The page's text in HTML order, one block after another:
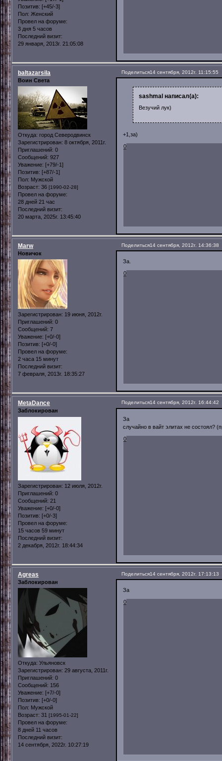
Позитив: [+45/-3]
Пол: Женский
Провел на форуме:
3 дня 5 часов
Последний визит:
29 января, 2013г. 21:05:08
Поделиться14 сентября, 2012г. 11:15:55
baltazarsila
Воин Света
Откуда: город Северодвинск
Зарегистрирован: 8 октября, 2011г.
Приглашений: 0
Сообщений: 927
Уважение: [+79/-1]
Позитив: [+87/-1]
Пол: Мужской
Возраст: 36 [1990-02-28]
Провел на форуме:
28 дней 21 час
Последний визит:
20 марта, 2025г. 13:45:40
sashmal написал(а):
Везучий лук)
+1,за)
0
Поделиться14 сентября, 2012г. 14:36:38
Marw
Новичок
Зарегистрирован: 19 июня, 2012г.
Приглашений: 0
Сообщений: 7
Уважение: [+0/-0]
Позитив: [+0/-0]
Провел на форуме:
2 часа 15 минут
Последний визит:
7 февраля, 2013г. 18:35:27
За.
0
Поделиться14 сентября, 2012г. 16:44:42
MetaDance
Заблокирован
Зарегистрирован: 12 июля, 2012г.
Приглашений: 0
Сообщений: 21
Уважение: [+0/-0]
Позитив: [+0/-3]
Провел на форуме:
15 часов 59 минут
Последний визит:
2 декабря, 2012г. 18:44:34
За
случайно в вайт элитах не состоял?
0
Поделиться14 сентября, 2012г. 17:13:13
Agreas
Заблокирован
Откуда: Ульяновск
Зарегистрирован: 29 августа, 2011г.
Приглашений: 0
Сообщений: 156
Уважение: [+7/-0]
Позитив: [+0/-0]
Пол: Мужской
Возраст: 31 [1995-01-22]
Провел на форуме:
8 дней 11 часов
Последний визит:
14 сентября, 2022г. 10:27:19
За
0